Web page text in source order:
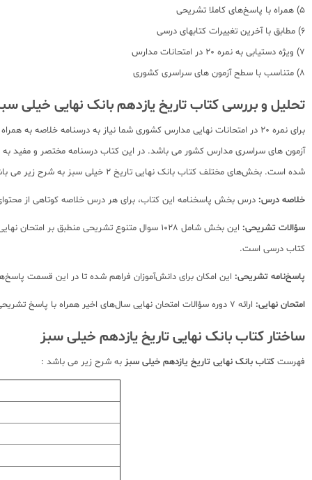
5) همراه با پاسخ‌های کاملا تشریحی
6) مطابق با آخرین تغییرات کتابهای درسی
7) ویژه دستیابی به نمره 20 در امتحانات مدارس
8) متناسب با سطح آزمون های سراسری کشوری
تحلیل و بررسی کتاب تاریخ یازدهم بانک نهایی خیلی
برای نمره 20 در امتحانات نهایی مدارس کشوری شما نیاز به درسنامه خلاصه به همراه نمونه سوالات امتحان نهایی دارید. کتاب
آزمون های سراسری مدارس کشور می باشد. در این کتاب درسنامه مختصر و مفید به
شده است. بخش‌های مختلف کتاب بانک نهایی تاریخ 2 خیلی سبز به شرح زیر می باشد :
خلاصه درس: درس بخش پاسخنامه این کتاب، برای هر درس خلاصه کوتاهی از
سؤالات تشریحی:
این بخش شامل 1028 سوال متنوع تشریحی منطبق
کتاب درسی است.
پاسخ‌نامه تشریحی: این امکان برای دانش‌آموزان فراهم شده تا در این قسمت
امتحان نهایی: ارائه 7 دوره سؤالات امتحان نهایی سال‌های اخیر همراه با پاسخ تشریحی از مواردی است که در این بخش ارائه گردیده است.
ساختار کتاب بانک نهایی تاریخ یازدهم خیلی سبز
فهرست کتاب بانک نهایی تاریخ یازدهم خیلی سبز به شرح زیر می باشد :